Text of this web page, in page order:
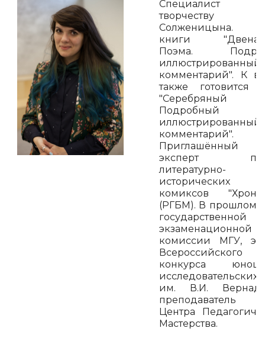
творчеству
Солженицына.
книги
Поэма.
иллюстрированный
комментарий". К
также готовится
"Серебряный
Подробный
иллюстрированный
комментарий".
Приглашённый
эксперт
литературно-
исторических
комиксов
(РГБМ). В прошлом -
государственной
экзаменационной
комиссии МГУ,
Всероссийского
конкурса
исследовательских
им. В.И.
преподаватель
Центра
Мастерства.